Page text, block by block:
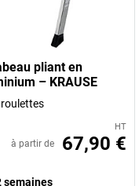
pliant en
– KRAUSE
HT
à partir de 67,90 €
semaines